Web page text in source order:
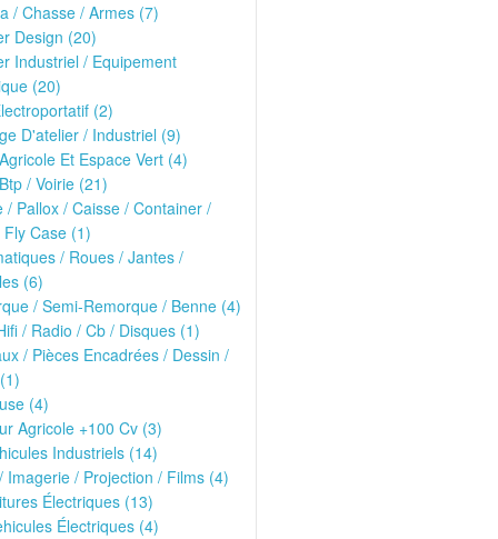
/ Chasse / Armes (7)
Design (20)
Industriel / Equipement
(20)
(2)
D'atelier / Industriel (9)
Et Espace Vert (4)
/ Voirie (21)
/ Pallox / Caisse / Container /
Case (1)
/ Roues / Jantes /
(6)
/ Semi-Remorque / Benne (4)
/ Radio / Cb / Disques (1)
/ Pièces Encadrées / Dessin /
(4)
Agricole +100 Cv (3)
Industriels (14)
Imagerie / Projection / Films (4)
Électriques (13)
Électriques (4)